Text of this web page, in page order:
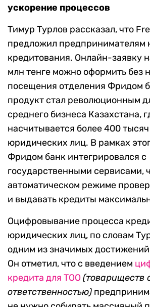
ускорение процессов
Тимур Турлов рассказал, что
предложил предпринимателям
кредитования. Онлайн-заявку
млн тенге можно оформить без
посещения отделения Фридом
продукт стал революционным
среднего бизнеса Казахстана,
насчитывается более 400
юридических лиц. В рамках
Фридом банк интегрировался с
государственными сервисами,
автоматическом режиме
и выдавать кредиты
Оцифровывание процесса
юридических лиц, по словам
одним из значимых
Он отметил, что с введением
кредита для ТОО(товариществ
ответственностью)